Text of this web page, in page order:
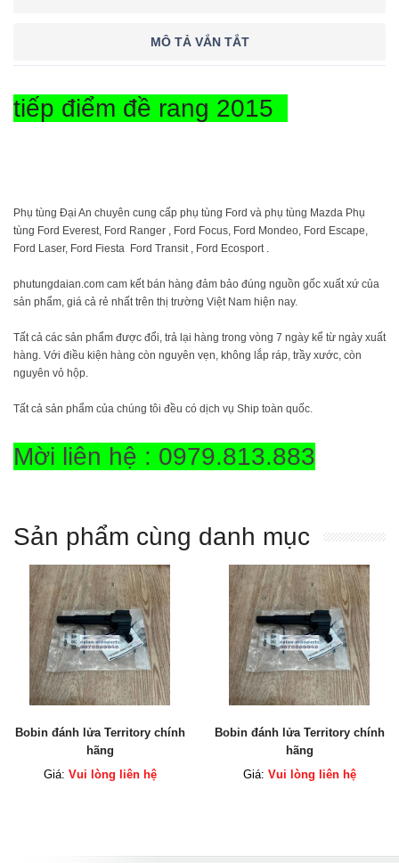
MÔ TẢ VẮN TẮT
tiếp điểm đề rang 2015
Phụ tùng Đại An chuyên cung cấp phụ tùng Ford và phụ tùng Mazda Phụ
tùng Ford Everest, Ford Ranger , Ford Focus, Ford Mondeo, Ford Escape,
Ford Laser, Ford Fiesta Ford Transit , Ford Ecosport .
phutungdaian.com cam kết bán hàng đảm bảo đúng nguồn gốc xuất xứ của
sản phẩm, giá cả rẻ nhất trên thị trường Việt Nam hiện nay.
Tất cả các sản phẩm được đổi, trả lại hàng trong vòng 7 ngày kể từ ngày xuất
hàng. Với điều kiện hàng còn nguyên vẹn, không lắp ráp, trầy xước, còn
nguyên vỏ hộp.
Tất cả sản phẩm của chúng tôi đều có dịch vụ Ship toàn quốc.
Mời liên hệ : 0979.813.883
Sản phẩm cùng danh mục
Bobin đánh lửa Territory chính
hãng
Giá: Vui lòng liên hệ
Bobin đánh lửa Territory chính
hãng
Giá: Vui lòng liên hệ